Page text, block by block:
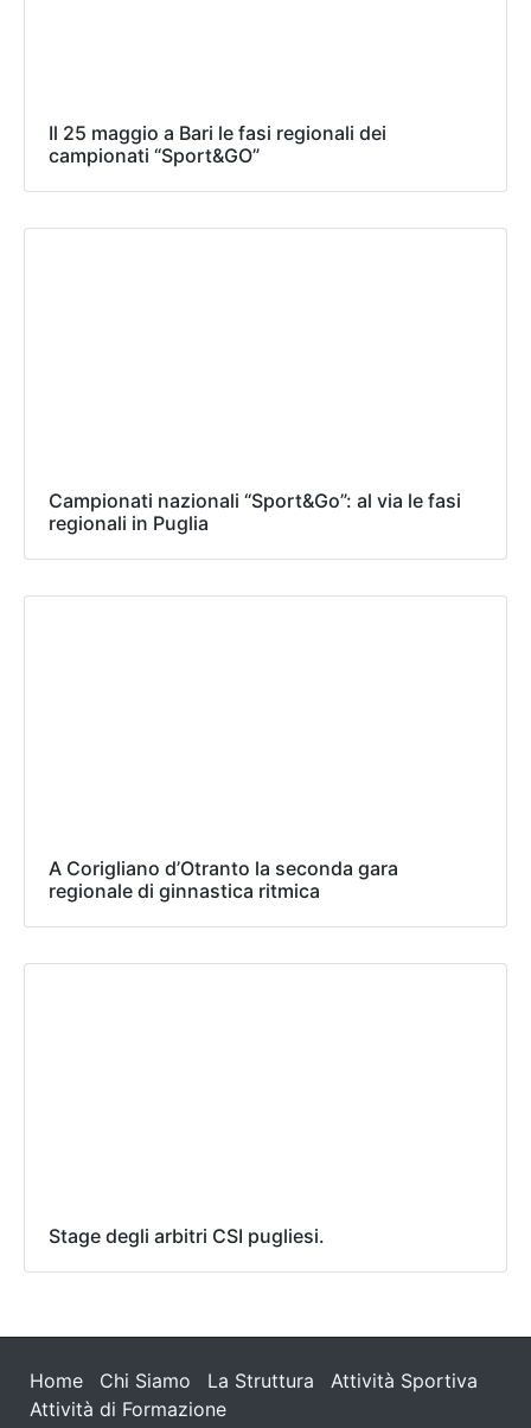
Il 25 maggio a Bari le fasi regionali dei
campionati “Sport&GO”
Campionati nazionali “Sport&Go”: al via le fasi
regionali in Puglia
A Corigliano d’Otranto la seconda gara
regionale di ginnastica ritmica
Stage degli arbitri CSI pugliesi.
Home Chi Siamo La Struttura
Attività Sportiva
Attività di Formazione